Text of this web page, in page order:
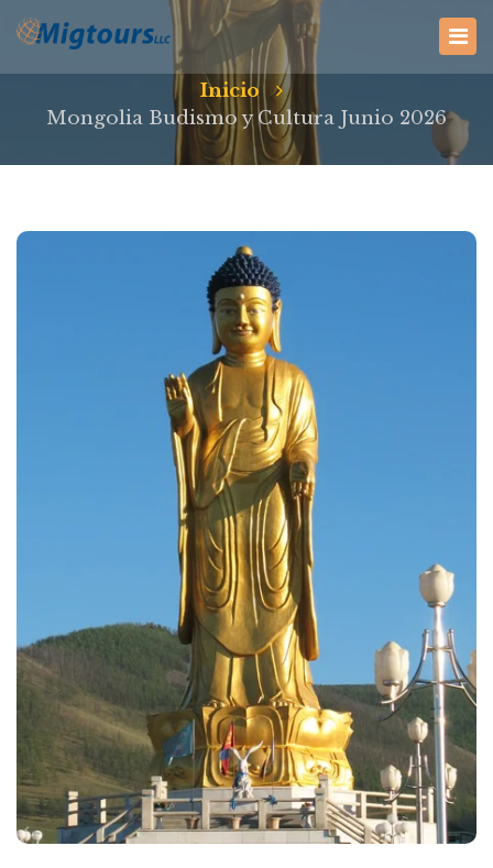
Inicio
Mongolia Budismo y Cultura Junio 2026